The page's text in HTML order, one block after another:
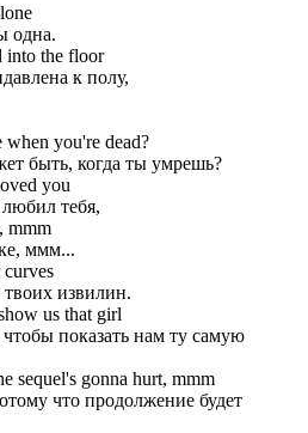
одна.
into the floor
к полу,
when you're dead?
быть, когда ты умрешь?
you
тебя,
mmm
ммм...
извилин.
us that girl
показать нам ту самую
sequel's gonna hurt, mmm
что продолжение будет